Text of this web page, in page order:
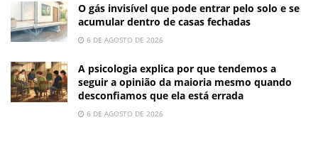
O gás invisível que pode entrar pelo solo e se
acumular dentro de casas fechadas
6 DE AGOSTO DE 2026
A psicologia explica por que tendemos a
seguir a opinião da maioria mesmo quando
desconfiamos que ela está errada
6 DE AGOSTO DE 2026